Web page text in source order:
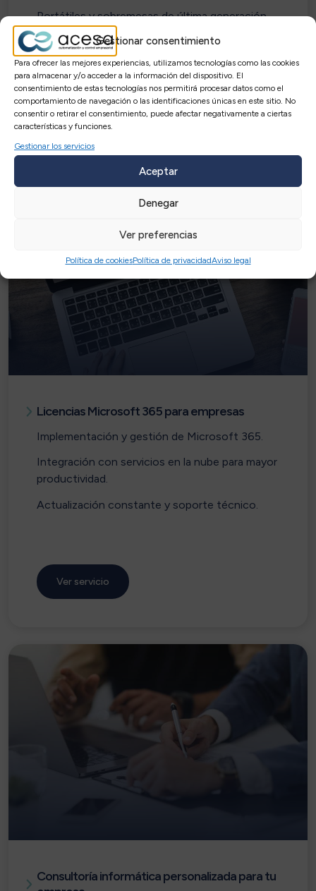
Gestionar consentimiento
Para ofrecer las mejores experiencias, utilizamos tecnologías como las cookies
para almacenar y/o acceder a la información del dispositivo. El
consentimiento de estas tecnologías nos permitirá procesar datos como el
comportamiento de navegación o las identificaciones únicas en este sitio. No
consentir o retirar el consentimiento, puede afectar negativamente a ciertas
características y funciones.
Gestionar los servicios
Aceptar
Denegar
Ver preferencias
Política de cookiesPolítica de privacidadAviso legal
Portátiles y sobremesas de última generación.
Estaciones de trabajo para necesidades avanzadas.
Modelos especializados de alto rendimiento.
Ver equipos
Licencias Microsoft 365 para empresas
Implementación y gestión de Microsoft 365.
Integración con servicios en la nube para mayor
productividad.
Actualización constante y soporte técnico.
Ver servicio
Consultoría informática personalizada para tu